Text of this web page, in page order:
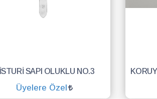
SAPI OLUKLU NO.3
Üyelere Özel